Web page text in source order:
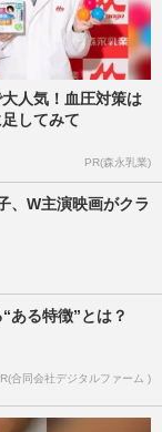
人気！血圧対策は
してみて
PR(森永乳業)
、W主演映画がクラ
ある特徴”とは？
合同会社デジタルファーム )